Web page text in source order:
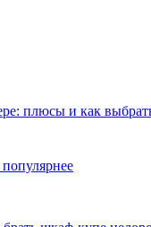
плюсы и как